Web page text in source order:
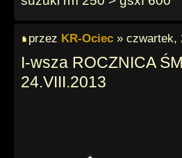
przez KR-Ociec » czwartek,
I-wsza ROCZNICA
24.VIII.2013